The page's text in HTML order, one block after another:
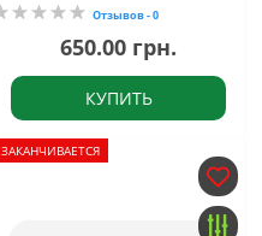
Отзывов - 0
650.00 грн.
КУПИТЬ
ЗАКАНЧИВАЕТСЯ